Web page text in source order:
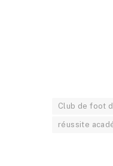
Club de foot
réussite